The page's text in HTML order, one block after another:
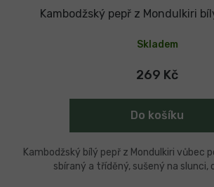
Kambodžský pepř z Mondulkiri
Skladem
269 Kč
Do košíku
Kambodžský bílý pepř z Mondulkiri vůbec
sbíraný a tříděný, sušený na slunci,